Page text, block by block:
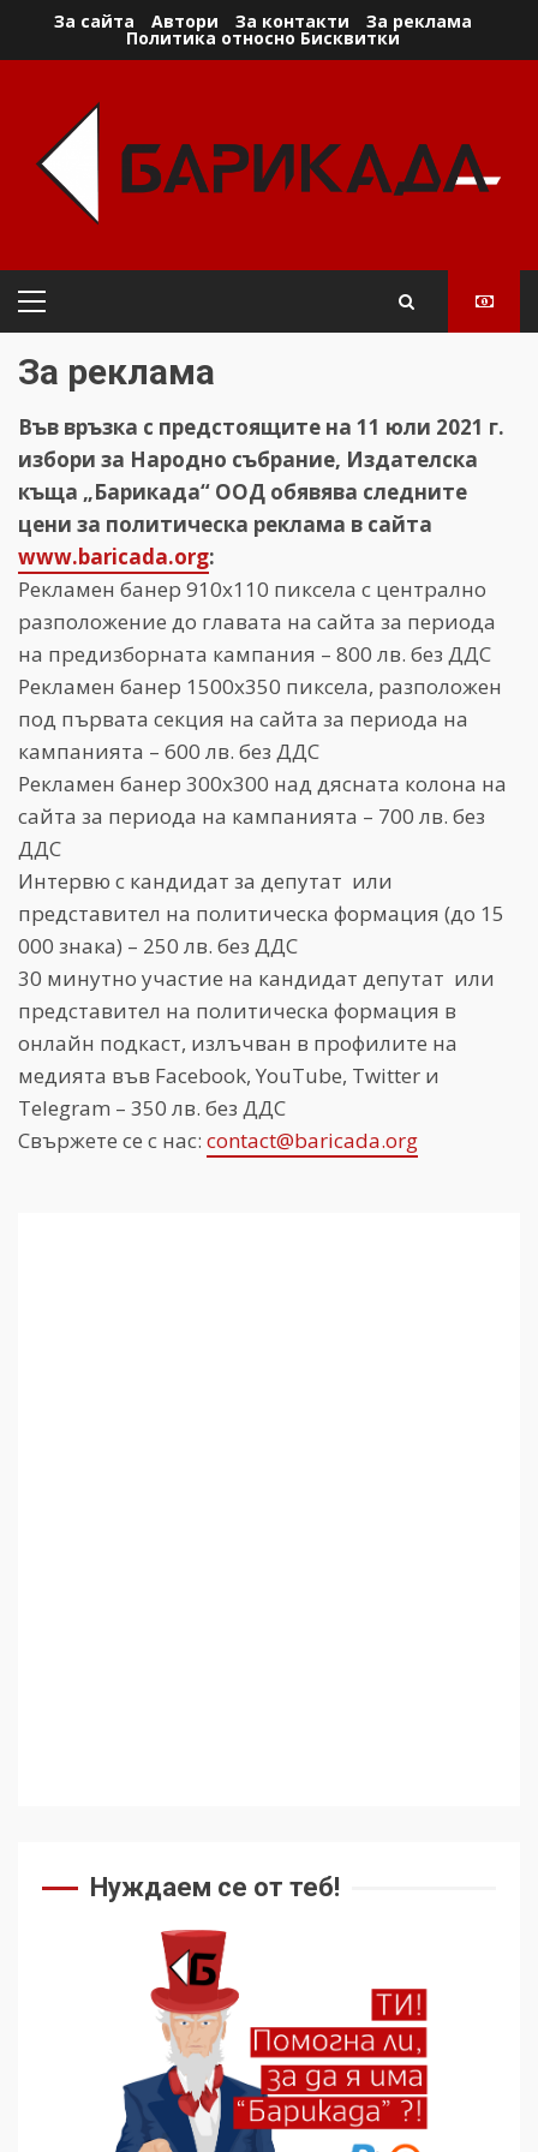
За сайта Автори За контакти За реклама
Политика относно Бисквитки
Primary
За реклама
Във връзка с предстоящите на 11 юли 2021 г.
избори за Народно събрание, Издателска
къща „Барикада“ ООД обявява следните
цени за политическа реклама в сайта
www.baricada.org:
Рекламен банер 910х110 пиксела с централно
разположение до главата на сайта за периода
на предизборната кампания – 800 лв. без ДДС
Рекламен банер 1500х350 пиксела, разположен
под първата секция на сайта за периода на
кампанията – 600 лв. без ДДС
Рекламен банер 300х300 над дясната колона на
сайта за периода на кампанията – 700 лв. без
ДДС
Интервю с кандидат за депутат или
представител на политическа формация (до 15
000 знака) – 250 лв. без ДДС
30 минутно участие на кандидат депутат или
представител на политическа формация в
онлайн подкаст, излъчван в профилите на
медията във Facebook, YouTube, Twitter и
Telegram – 350 лв. без ДДС
Свържете се с нас: contact@baricada.org
Нуждаем се от теб!
4
не подкрепят терористи
Как се вземат милиони за
чужд труд
136 страни в ООН
подкрепиха Куба, България